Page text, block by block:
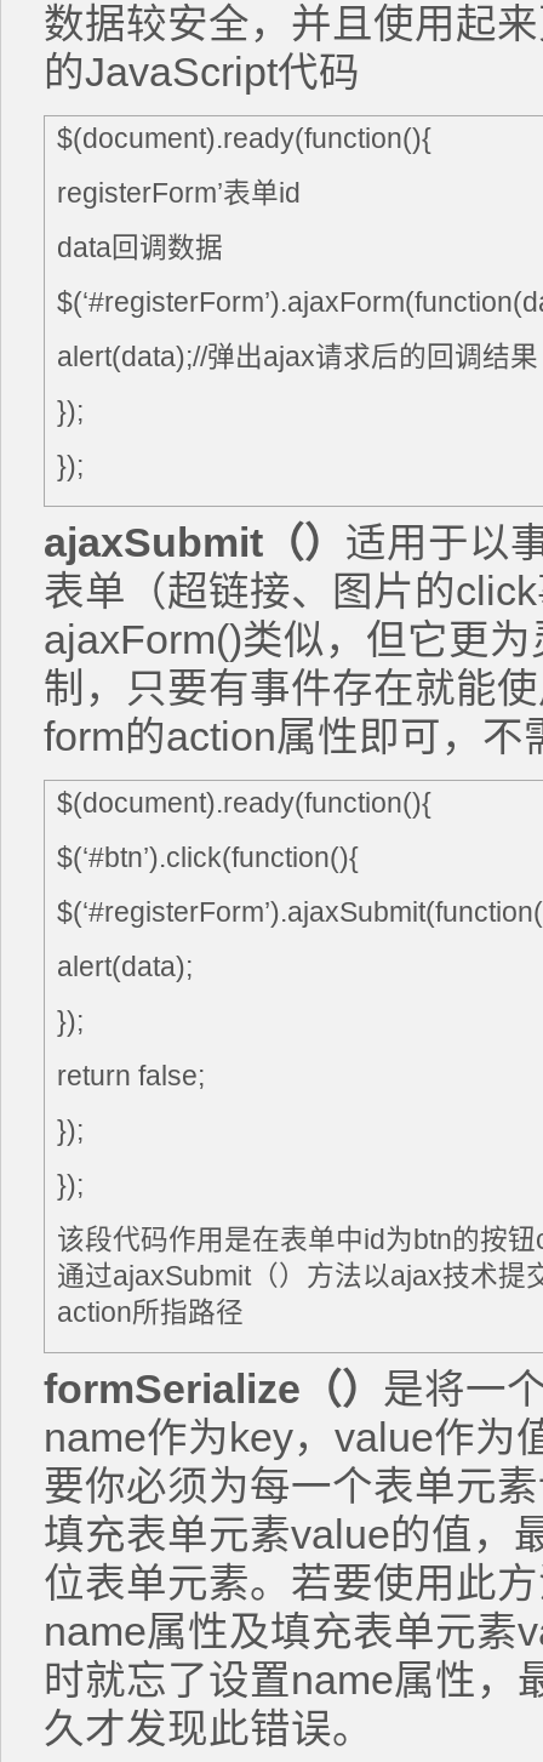
数据较安全，并且使用起
的JavaScript代码
$(document).ready(function(){
registerForm’表单id
data回调数据
alert(data);//弹出ajax请求后的回调结果
});
});
ajaxSubmit （） 适用于以
表单（超链接、图片的
ajaxForm()类似，但它更
制，只要有事件存在就能
form的action属性即可，不
$(document).ready(function(){
$(‘#btn’).click(function(){
alert(data);
});
return false;
});
});
该段代码作用是在表单中id为btn的按
通过ajaxSubmit（）方法以ajax技术提
action所指路径
formSerialize （） 是将一
name作为key，value作为
要你必须为每一个表单元
填充表单元素value的值，
位表单元素。若要使用此
name属性及填充表单元素
时就忘了设置name属性，
久才发现此错误。